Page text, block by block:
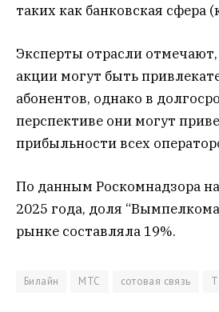
таких как банковская сфера
Эксперты отрасли
акции могут быть
абонентов, однако в
перспективе они могут
прибыльности всех
По данным Роскомнадзора на
2025 года, доля
рынке составляла 19%.
Билайн МТС сотовая связь